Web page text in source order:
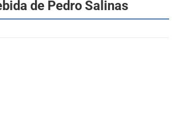
de Pedro Salinas